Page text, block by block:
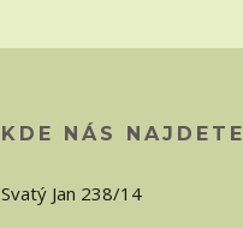
KDE NÁS NAJDETE
Svatý Jan 238/14